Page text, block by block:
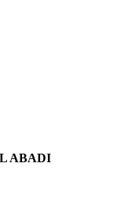
ABADI